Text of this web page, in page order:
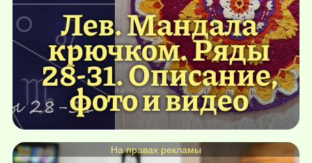
Лев. Мандала
крючком. Ряды
28-31. Описание,
фото и видео
На правах рекламы